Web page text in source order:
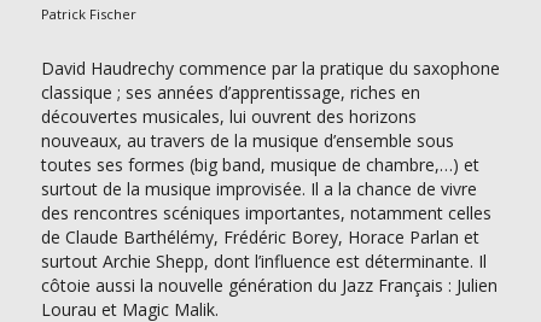
Patrick Fischer
David Haudrechy commence par la pratique du saxophone
classique ; ses années d’apprentissage, riches en
découvertes musicales, lui ouvrent des horizons
nouveaux, au travers de la musique d’ensemble sous
toutes ses formes (big band, musique de chambre,…) et
surtout de la musique improvisée. Il a la chance de vivre
des rencontres scéniques importantes, notamment celles
de Claude Barthélémy, Frédéric Borey, Horace Parlan et
surtout Archie Shepp, dont l’influence est déterminante. Il
côtoie aussi la nouvelle génération du Jazz Français : Julien
Lourau et Magic Malik.